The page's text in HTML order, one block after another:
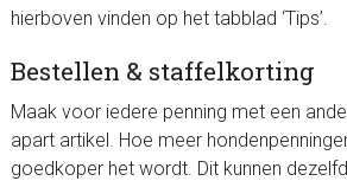
hierboven vinden op het tabblad ‘Tips’.
Bestellen & staffelkorting
Maak voor iedere penning met een
apart artikel. Hoe meer
goedkoper het wordt. Dit kunnen